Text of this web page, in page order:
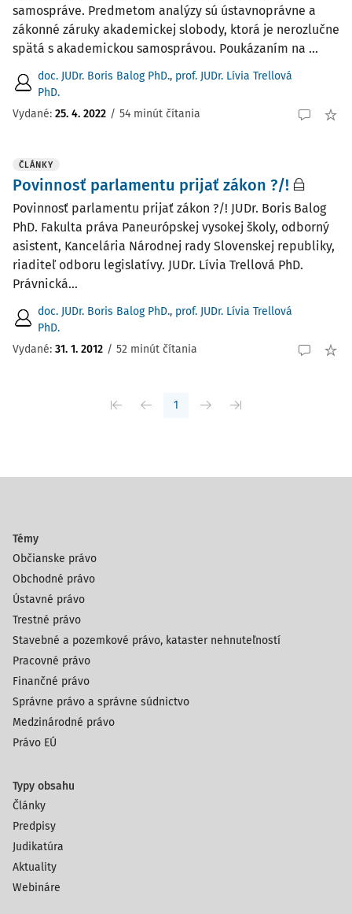
samospráve. Predmetom analýzy sú ústavnoprávne a
zákonné záruky akademickej slobody, ktorá je nerozlučne
spätá s akademickou samosprávou. Poukázaním na ...
doc. JUDr. Boris Balog PhD., prof. JUDr. Lívia Trellová
PhD.
Vydané: 25. 4. 2022 / 54 minút čítania
ČLÁNKY
Povinnosť parlamentu prijať zákon ?/!
Povinnosť parlamentu prijať zákon ?/! JUDr. Boris Balog
PhD. Fakulta práva Paneurópskej vysokej školy, odborný
asistent, Kancelária Národnej rady Slovenskej republiky,
riaditeľ odboru legislatívy. JUDr. Lívia Trellová PhD.
Právnická...
doc. JUDr. Boris Balog PhD., prof. JUDr. Lívia Trellová
PhD.
Vydané: 31. 1. 2012 / 52 minút čítania
1
Témy
Občianske právo
Obchodné právo
Ústavné právo
Trestné právo
Stavebné a pozemkové právo, kataster nehnuteľností
Pracovné právo
Finančné právo
Správne právo a správne súdnictvo
Medzinárodné právo
Právo EÚ
Typy obsahu
Články
Predpisy
Judikatúra
Aktuality
Webináre